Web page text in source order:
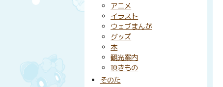
アニメ
イラスト
ウェブまんが
グッズ
本
観光案内
頂きもの
そのた